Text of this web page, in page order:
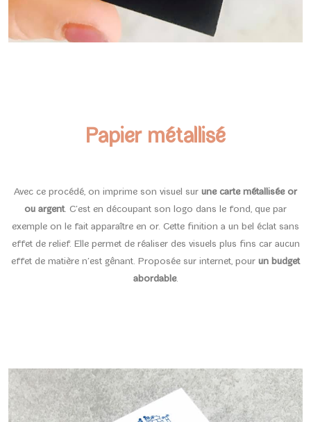
Papier métallisé
Avec ce procédé, on imprime son visuel sur une carte métallisée or
ou argent. C’est en découpant son logo dans le fond, que par
exemple on le fait apparaître en or. Cette finition a un bel éclat sans
effet de relief. Elle permet de réaliser des visuels plus fins car aucun
effet de matière n’est gênant. Proposée sur internet, pour un budget
abordable.